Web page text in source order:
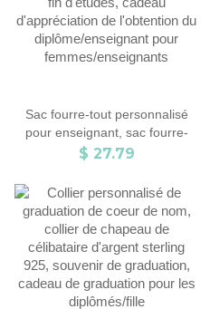
Sac fourre-tout personnalisé
pour enseignant, sac fourre-
tout en toile à motif floral avec
fin d'études, cadeau
d'appréciation de l'obtention du
diplôme/enseignant pour
femmes/enseignants
$ 27.79